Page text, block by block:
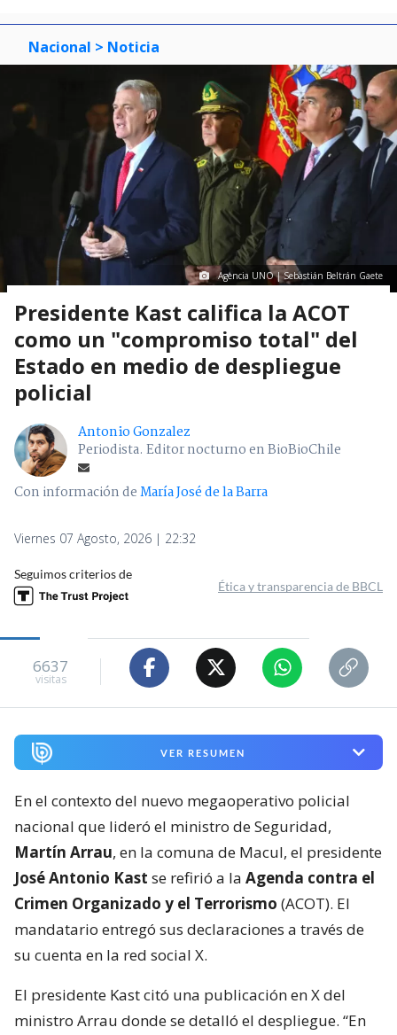
Nacional > Noticia
Agencia UNO | Sebastián Beltrán Gaete
Presidente Kast califica la ACOT
como un "compromiso total" del
Estado en medio de despliegue
policial
Antonio Gonzalez
Periodista. Editor nocturno en BioBioChile
Con información deMaría José de la Barra
Viernes 07 Agosto, 2026 | 22:32
Seguimos criterios de
Ética y transparencia de BBCL
6637
visitas
VER RESUMEN
En el contexto del nuevo megaoperativo policial
nacional que lideró el ministro de Seguridad,
Martín Arrau, en la comuna de Macul, el presidente
José Antonio Kast se refirió a la Agenda contra el
Crimen Organizado y el Terrorismo (ACOT). El
mandatario entregó sus declaraciones a través de
su cuenta en la red social X.
El presidente Kast citó una publicación en X del
ministro Arrau donde se detalló el despliegue. “En